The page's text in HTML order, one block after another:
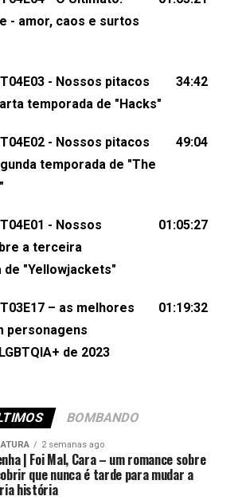
esse reality nos fez pensar (e rir)
também pode participar
ou qualquer outra coisa,
mensagem pelas redes sociais ou
nosso site e também redes
⁠⁠⁠⁠@lesbout_br⁠⁠⁠⁠ Instagram: ⁠⁠⁠⁠@lesbout_br⁠⁠⁠⁠
de Bruna Fentanes
e Pollyelly FlorêncioEdição de
- amor, caos e surtos
- Nossos pitacos
temporada de "Hacks"
34:42
- Nossos pitacos
temporada de "The
49:04
- Nossos
a terceira
de "Yellowjackets"
01:05:27
– as melhores
personagens
de 2023
01:19:32
BOMBANDO
2 semanas ago
| Foi Mal, Cara – um romance sobre
que nunca é tarde para mudar a
história